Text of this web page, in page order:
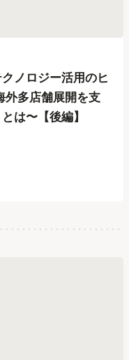
ノロジー活用のヒ
外多店舗展開を支
は〜【後編】